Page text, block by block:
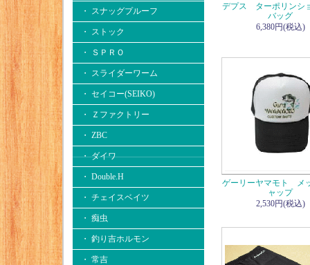
・ スナッグプルーフ
・ ストック
・ ＳＰＲＯ
・ スライダーワーム
・ セイコー(SEIKO)
・ Ｚファクトリー
・ ZBC
・ ダイワ
・ Double.H
・ チェイスベイツ
・ 痴虫
・ 釣り吉ホルモン
・ 常吉
デプス ターポリンシ
バッグ
6,380円(税込)
ゲーリーヤマモト メ
ャップ
2,530円(税込)